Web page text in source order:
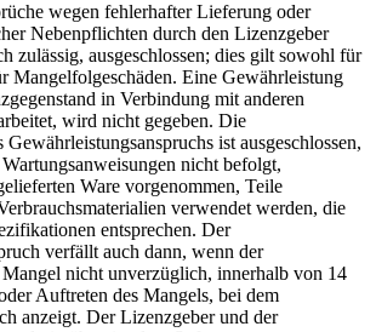
wegen fehlerhafter Lieferung oder
Nebenpflichten durch den Lizenzgeber
zulässig, ausgeschlossen; dies gilt sowohl für
Mangelfolgeschäden. Eine Gewährleistung
in Verbindung mit anderen
wird nicht gegeben. Die
ist ausgeschlossen,
nicht befolgt,
Ware vorgenommen, Teile
verwendet werden, die
entsprechen. Der
verfällt auch dann, wenn der
nicht unverzüglich, innerhalb von 14
Auftreten des Mangels, bei dem
anzeigt. Der Lizenzgeber und der